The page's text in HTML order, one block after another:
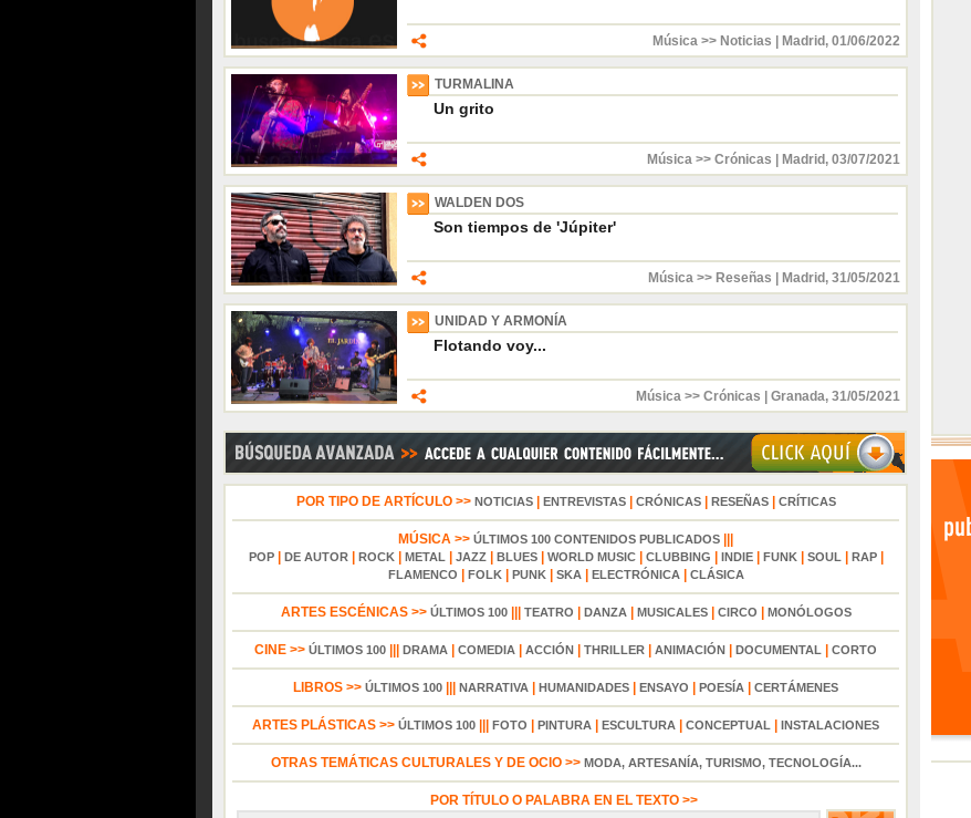
Música >> Noticias Madrid , 01/06/2022
TURMALINA
Un grito
Música >> Crónicas Madrid , 03/07/2021
WALDEN DOS
Son tiempos de 'Júpiter'
Música >> Reseñas Madrid , 31/05/2021
UNIDAD Y ARMONÍA
Flotando voy...
Música >> Crónicas Granada, 31/05/2021
POR TIPO DE ARTÍCULO >> NOTICIAS| ENTREVISTAS| CRÓNICAS| RESEÑAS| CRÍTICAS
MÚSICA >> ÚLTIMOS 100 CONTENIDOS PUBLICADOS
POP| DE AUTOR| ROCK| METAL| JAZZ| BLUES| WORLD MUSIC| CLUBBING INDIE| FUNK| SOUL| RAP|
FLAMENCO FOLK| PUNK| SKA| ELECTRÓNICA| CLÁSICA
ARTES ESCÉNICAS >> ÚLTIMOS 100||| TEATRO DANZA| MUSICALES| CIRCO MONÓLOGOS
CINE >> ÚLTIMOS 100 DRAMA COMEDIA ACCIÓN THRILLER ANIMACIÓN DOCUMENTAL CORTO
LIBROS >> ÚLTIMOS 100 NARRATIVA HUMANIDADES ENSAYO POESÍA CERTÁMENES
ARTES PLÁSTICAS >> ÚLTIMOS 100 FOTO PINTURA ESCULTURA CONCEPTUAL INSTALACIONES
OTRAS TEMÁTICAS CULTURALES Y DE OCIO >> MODA, ARTESANÍA, TURISMO, TECNOLOGÍA...
POR TÍTULO O PALABRA EN EL TEXTO >>